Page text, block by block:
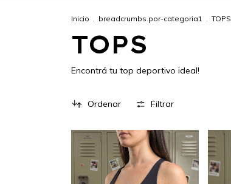
Inicio breadcrumbs.por-categoria1 TOPS
TOPS
Encontrá tu top deportivo ideal!
Ordenar Filtrar